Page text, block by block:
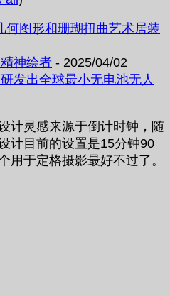
何图形和珊瑚扭曲艺术居装
神绘者 - 2025/04/02
发出全球最小无电池无人
计灵感来源于倒计时钟，随
计目前的设置是15分钟90
用于定格摄影最好不过了。